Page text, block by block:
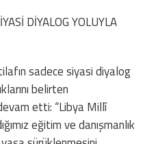
DİYALOG YOLUYLA
sadece siyasi diyalog
belirten
etti: “Libya Millî
eğitim ve danışmanlık